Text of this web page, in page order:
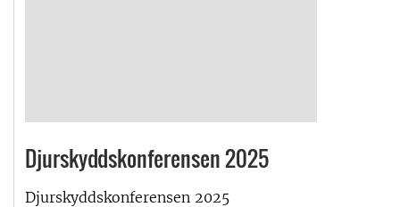
Djurskyddskonferensen 2025
Djurskyddskonferensen 2025